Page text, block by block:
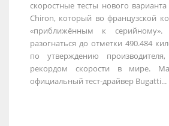
скоростные тесты нового
Chiron, который во французской
«приближённым к серийному».
разогнаться до отметки 490.484
по утверждению
рекордом скорости в мире.
официальный тест-драйвер Bugatti...